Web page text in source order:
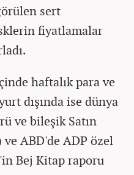
sert
fiyatlamalar
haftalık para ve
dışında ise dünya
ve bileşik Satın
ABD'de ADP özel
Bej Kitap raporu